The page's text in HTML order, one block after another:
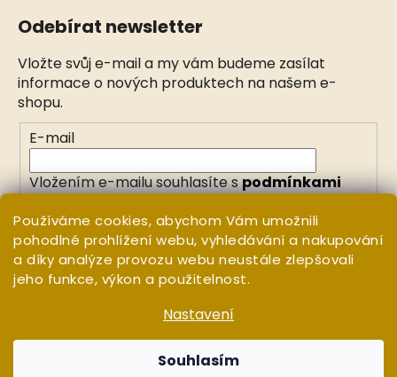
Používáme cookies, abychom Vám umožnili
pohodlné prohlížení webu, vyhledávání a nakupování
a díky analýze provozu webu neustále zlepšovali
jeho funkce, výkon a použitelnost.
Nastavení
Souhlasím
Odebírat newsletter
Vložte svůj e-mail a my vám budeme zasílat
informace o nových produktech na našem e-
shopu.
E-mail
Vložením e-mailu souhlasíte spodmínkami
PŘIHLÁSIT SE
Vytvořil Shoptet
WHITE ORCHID